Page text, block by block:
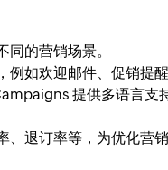
同的营销场景。
例如欢迎邮件、促销提醒
提供多语言支
退订率等，为优化营